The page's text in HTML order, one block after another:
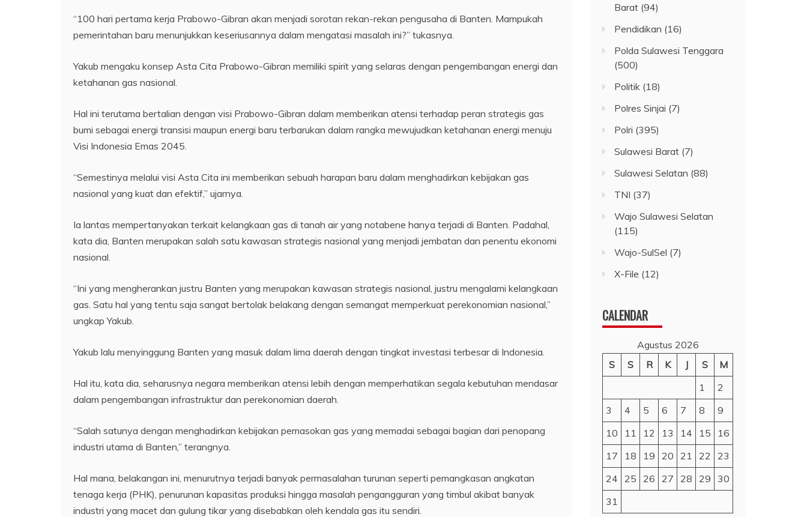
“100 hari pertama kerja Prabowo-Gibran akan menjadi sorotan rekan-rekan pengusaha di Banten. Mampukah
pemerintahan baru menunjukkan keseriusannya dalam mengatasi masalah ini?” tukasnya.
Yakub mengaku konsep Asta Cita Prabowo-Gibran memiliki spirit yang selaras dengan pengembangan energi dan
ketahanan gas nasional.
Hal ini terutama bertalian dengan visi Prabowo-Gibran dalam memberikan atensi terhadap peran strategis gas
bumi sebagai energi transisi maupun energi baru terbarukan dalam rangka mewujudkan ketahanan energi menuju
Visi Indonesia Emas 2045.
“Semestinya melalui visi Asta Cita ini memberikan sebuah harapan baru dalam menghadirkan kebijakan gas
nasional yang kuat dan efektif,” ujarnya.
Ia lantas mempertanyakan terkait kelangkaan gas di tanah air yang notabene hanya terjadi di Banten. Padahal,
kata dia, Banten merupakan salah satu kawasan strategis nasional yang menjadi jembatan dan penentu ekonomi
nasional.
“Ini yang mengherankan justru Banten yang merupakan kawasan strategis nasional, justru mengalami kelangkaan
gas. Satu hal yang tentu saja sangat bertolak belakang dengan semangat memperkuat perekonomian nasional,”
ungkap Yakub.
Yakub lalu menyinggung Banten yang masuk dalam lima daerah dengan tingkat investasi terbesar di Indonesia.
Hal itu, kata dia, seharusnya negara memberikan atensi lebih dengan memperhatikan segala kebutuhan mendasar
dalam pengembangan infrastruktur dan perekonomian daerah.
“Salah satunya dengan menghadirkan kebijakan pemasokan gas yang memadai sebagai bagian dari penopang
industri utama di Banten,” terangnya.
Hal mana, belakangan ini, menurutnya terjadi banyak permasalahan turunan seperti pemangkasan angkatan
tenaga kerja (PHK), penurunan kapasitas produksi hingga masalah pengangguran yang timbul akibat banyak
industri yang macet dan gulung tikar yang disebabkan oleh kendala gas itu sendiri.
Barat (94)
Pendidikan (16)
Polda Sulawesi Tenggara
(500)
Politik (18)
Polres Sinjai (7)
Polri (395)
Sulawesi Barat (7)
Sulawesi Selatan (88)
TNI (37)
Wajo Sulawesi Selatan
(115)
Wajo-SulSel (7)
X-File (12)
CALENDAR
Agustus 2026
S
S R K J S
M
1
2
3
4 5 6 7 8
9
10
11 12 13 14 15
16
17
18 19 20 21 22
23
24
25 26 27 28 29
30
31